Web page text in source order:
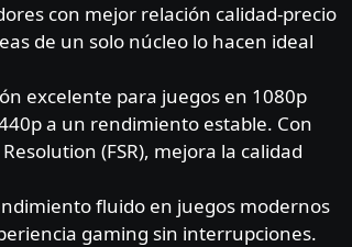
con mejor relación calidad-precio
de un solo núcleo lo hacen ideal
excelente para juegos en 1080p
a un rendimiento estable. Con
(FSR), mejora la calidad
fluido en juegos modernos
gaming sin interrupciones.